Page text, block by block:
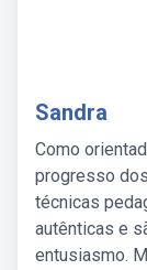
Sandra
Como
progresso
técnicas
autênticas e
entusiasmo.